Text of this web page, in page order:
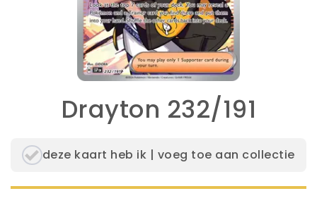
Drayton 232/191
deze kaart heb ik | voeg toe aan collectie